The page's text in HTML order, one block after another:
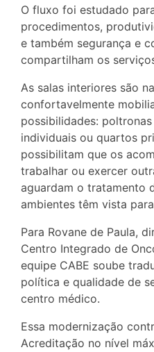
O fluxo foi estudado
procedimentos,
e também segurança e
compartilham os
As salas interiores são
confortavelmente
possibilidades:
individuais ou quartos
possibilitam que os
trabalhar ou exercer
aguardam o tratamento
ambientes têm vista
Para Rovane de Paula,
Centro Integrado de
equipe CABE soube
política e qualidade de
centro médico.
Essa modernização
Acreditação no nível